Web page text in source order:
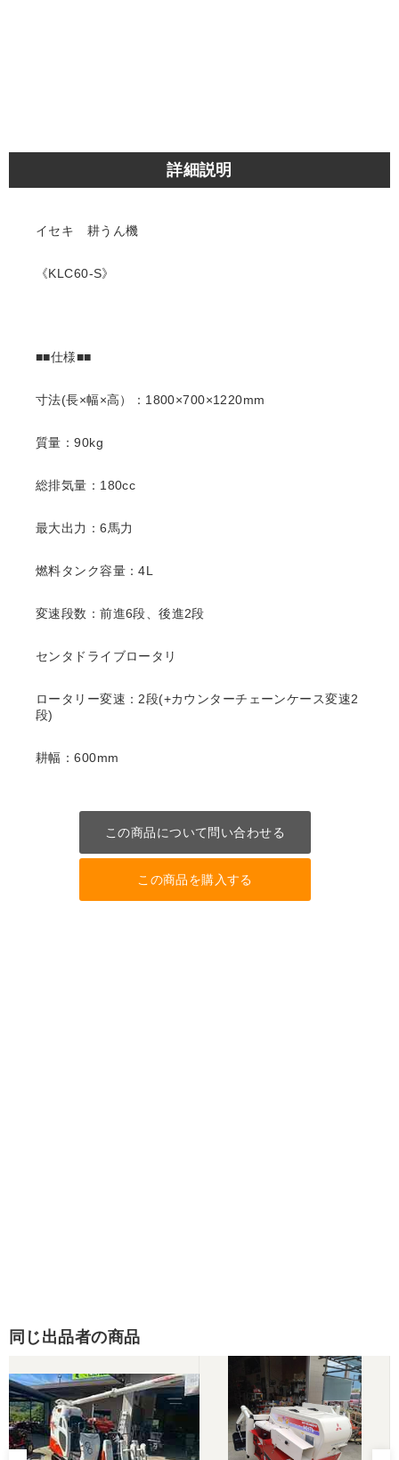
詳細説明
イセキ 耕うん機
《KLC60-S》
■■仕様■■
寸法(長×幅×高）：1800×700×1220mm
質量：90kg
総排気量：180cc
最大出力：6馬力
燃料タンク容量：4L
変速段数：前進6段、後進2段
センタドライブロータリ
ロータリー変速：2段(+カウンターチェーンケース変速2
段)
耕幅：600mm
この商品について問い合わせる
この商品を購入する
同じ出品者の商品